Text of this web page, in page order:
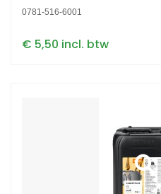
0781-516-6001
€ 5,50 incl. btw